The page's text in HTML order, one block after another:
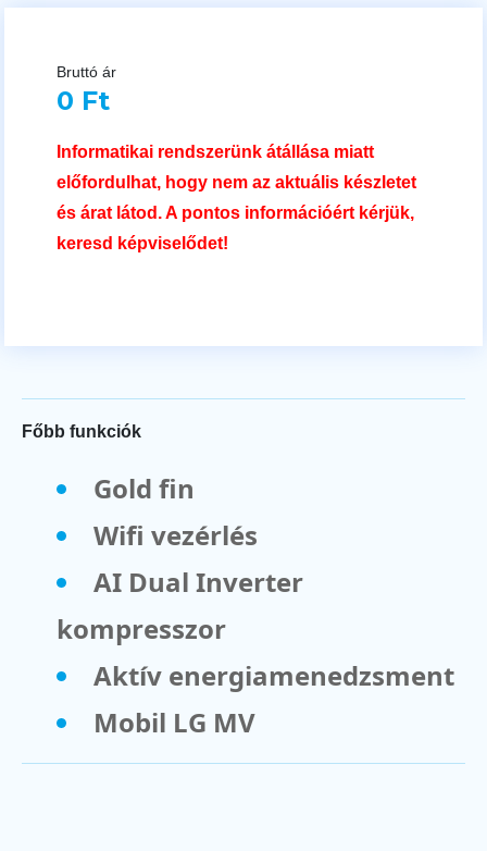
Bruttó ár
0 Ft
Informatikai rendszerünk átállása miatt
előfordulhat, hogy nem az aktuális készletet
és árat látod. A pontos információért kérjük,
keresd képviselődet!
Főbb funkciók
Gold fin
Wifi vezérlés
AI Dual Inverter
kompresszor
Aktív energiamenedzsment
Mobil LG MV